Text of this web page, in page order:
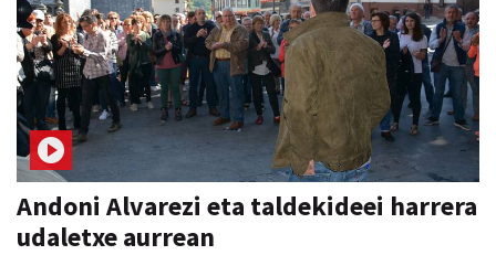
Andoni Alvarezi eta taldekideei harrera
udaletxe aurrean